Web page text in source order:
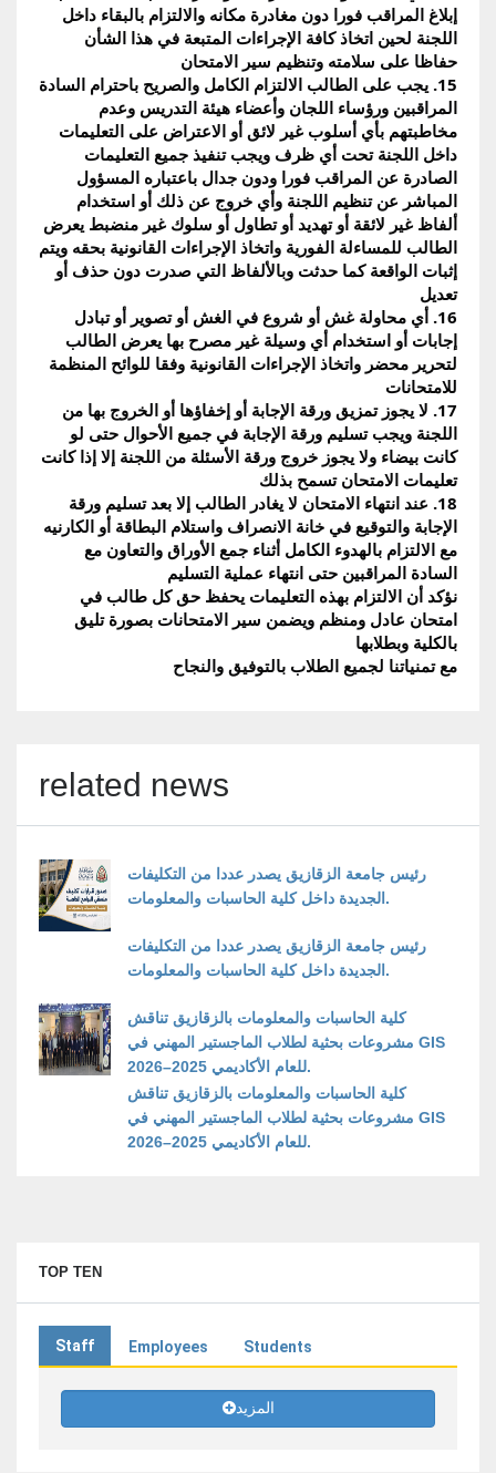
حفاظا على سلامته وتنظيم سير الامتحان
تعديل
للامتحانات
تعليمات الامتحان تسمح بذلك
السادة المراقبين حتى انتهاء عملية التسليم
بالكلية وبطلابها
مع تمنياتنا لجميع الطلاب بالتوفيق والنجاح
related news
رئيس جامعة الزقازيق يصدر عددا من التكليفات
الجديدة داخل كلية الحاسبات والمعلومات.
رئيس جامعة الزقازيق يصدر عددا من التكليفات
الجديدة داخل كلية الحاسبات والمعلومات.
كلية الحاسبات والمعلومات بالزقازيق تناقش
مشروعات بحثية لطلاب الماجستير المهني في GIS
للعام الأكاديمي 2025–2026.
كلية الحاسبات والمعلومات بالزقازيق تناقش
مشروعات بحثية لطلاب الماجستير المهني في GIS
للعام الأكاديمي 2025–2026.
TOP TEN
Staff Employees Students
المزيد